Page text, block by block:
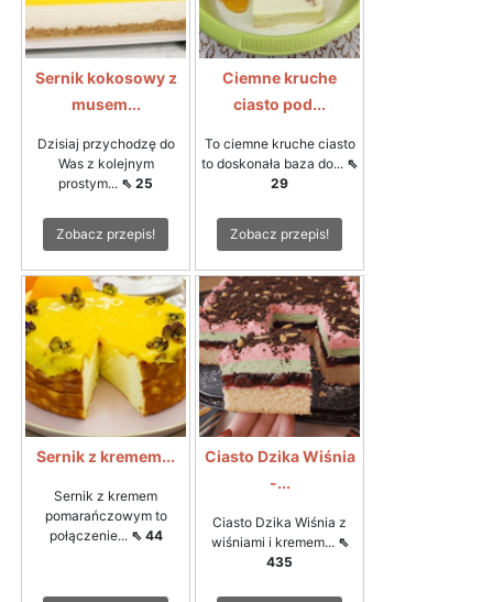
Sernik kokosowy z
musem...
Dzisiaj przychodzę do
Was z kolejnym
prostym... ⇖ 25
Zobacz przepis!
Ciemne kruche
ciasto pod...
To ciemne kruche ciasto
to doskonała baza do... ⇖
29
Zobacz przepis!
Sernik z kremem...
Sernik z kremem
pomarańczowym to
połączenie... ⇖ 44
Ciasto Dzika Wiśnia
-...
Ciasto Dzika Wiśnia z
wiśniami i kremem... ⇖
435